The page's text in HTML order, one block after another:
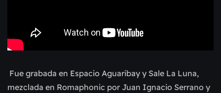
Fue grabada en Espacio Aguaribay y Sale La Luna,
mezclada en Romaphonic por Juan Ignacio Serrano y